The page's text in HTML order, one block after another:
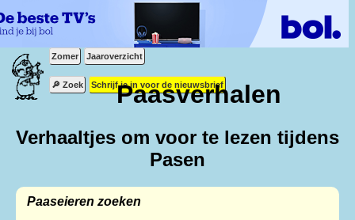
Zomer Jaaroverzicht
🔎 Zoek Schrijf je in voor de nieuwsbrief
Paasverhalen
Verhaaltjes om voor te lezen tijdens
Pasen
Paaseieren zoeken